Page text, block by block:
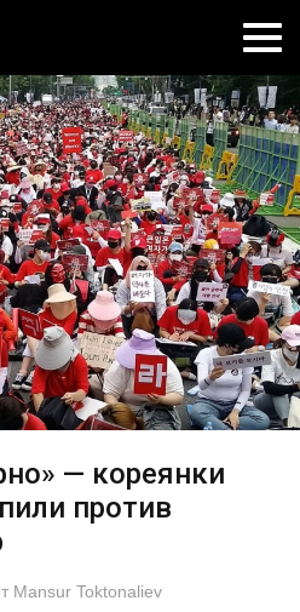
— кореянки
против
Mansur Toktonaliev